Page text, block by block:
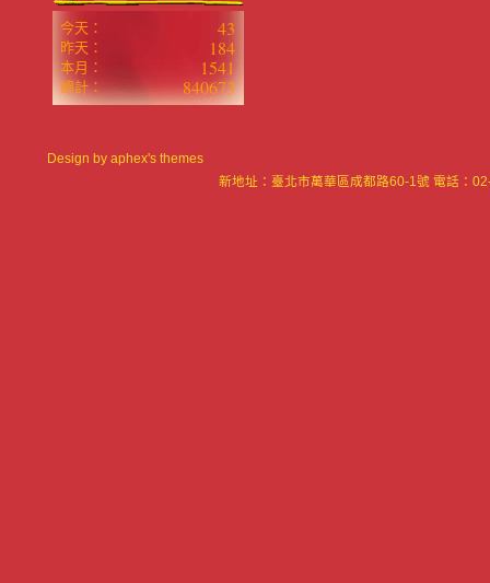
今天： 43
昨天： 184
本月： 1541
總計： 840673
Design by aphex's themes
新地址：臺北市萬華區成都路60-1號 電話：